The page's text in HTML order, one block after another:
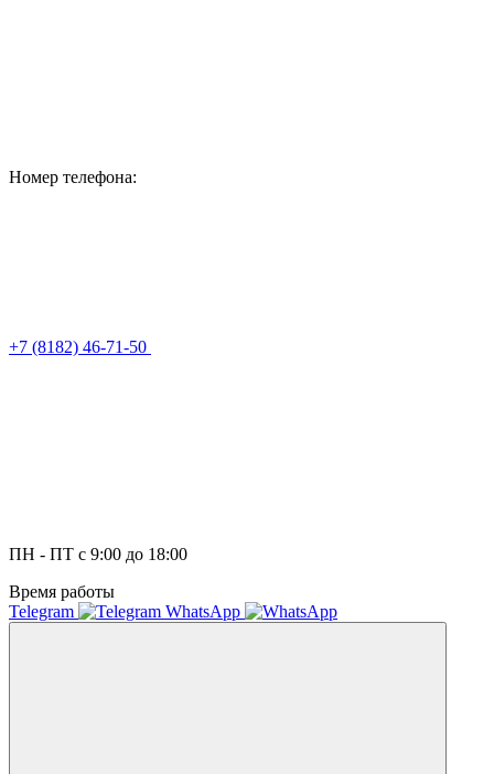
Номер телефона:
+7 (8182) 46-71-50
ПН - ПТ с 9:00 до 18:00
Время работы
Telegram
WhatsApp